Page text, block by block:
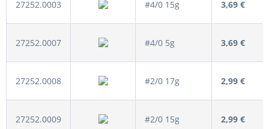
27252.0003 #4/0 15g 3,69 €
27252.0007 #4/0 5g 3,69 €
27252.0008 #2/0 17g 2,99 €
27252.0009 #2/0 15g 2,99 €